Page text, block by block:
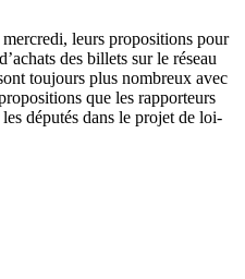
leurs propositions pour
des billets sur le réseau
toujours plus nombreux avec
que les rapporteurs
députés dans le projet de loi-